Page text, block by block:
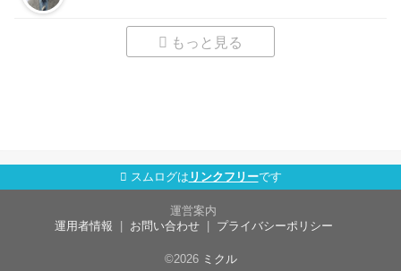
もっと見る
スムログは リンクフリーです
運営案内
運用者情報
お問い合わせ プライバシーポリシー
©2026 ミクル